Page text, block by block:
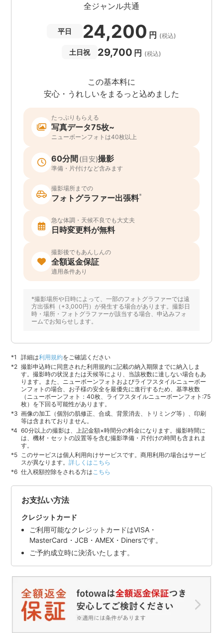
全ジャンル共通
平日 24,200 円 (税込)
土日祝 29,700 円 (税込)
この基本料に
安心・うれしいをまるっと込めました
たっぷりもらえる
写真データ75枚~
ニューボーンフォトは40枚以上
60分間 (目安)撮影
準備・片付けなど含みます
撮影場所までの
フォトグラファー出張料*
急な体調・天候不良でも大丈夫
日時変更料が無料
撮影後でもあんしんの
全額返金保証
適用条件あり
*撮影場所や日時によって、一部のフォトグラファーでは遠
方出張料（+3,000円）が発生する場合があります。撮影日
時・場所・フォトグラファーが該当する場合、申込みフォ
ームでお知らせします。
詳細は利用規約をご確認ください
撮影申込時に同意された利用規約に記載の納入期限までに納入しま
す。撮影時の状況または天候等により、当該枚数に達しない場合もあ
ります。また、ニューボーンフォトおよびライフスタイルニューボー
ンフォトの場合、お子様の安全を最優先に進行するため、基準枚数
（ニューボーンフォト：40枚、ライフスタイルニューボーンフォト:75
枚）を下回る可能性があります。
画像の加工（個別の肌修正、合成、背景消去、トリミング等）、印刷
等は含まれておりません。
60分以上の撮影は、上記金額×時間分の料金になります。撮影時間に
は、機材・セットの設置等を含む撮影準備・片付けの時間も含まれま
す。
このサービスは個人利用向けサービスです。商用利用の場合はサービ
スが異なります。詳しくはこちら
仕入税額控除をされる方は こちら
お支払い方法
クレジットカード
ご利用可能なクレジットカードはVISA・
MasterCard・JCB・AMEX・Dinersです。
ご予約成立時に決済いたします。